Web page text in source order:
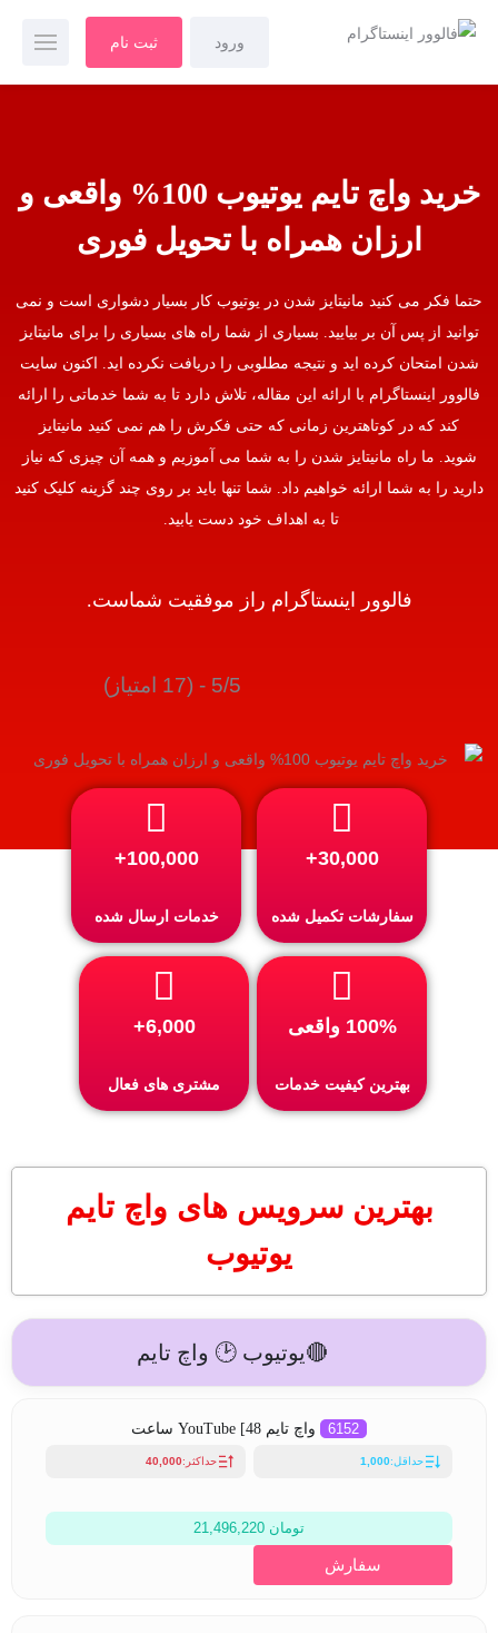
ورود ثبت نام
خرید واچ تایم یوتیوب 100% واقعی و
ارزان همراه با تحویل فوری
حتما فکر می کنید مانیتایز شدن در یوتیوب کار بسیار دشواری است و نمی
توانید از پس آن بر بیایید. بسیاری از شما راه های بسیاری را برای مانیتایز
شدن امتحان کرده اید و نتیجه مطلوبی را دریافت نکرده اید. اکنون سایت
فالوور اینستاگرام با ارائه این مقاله، تلاش دارد تا به شما خدماتی را ارائه
کند که در کوتاهترین زمانی که حتی فکرش را هم نمی کنید مانیتایز
شوید. ما راه مانیتایز شدن را به شما می آموزیم و همه آن چیزی که نیاز
دارید را به شما ارائه خواهیم داد. شما تنها باید بر روی چند گزینه کلیک کنید
تا به اهداف خود دست یابید.
فالوور اینستاگرام راز موفقیت شماست.
5/5 - (17 امتیاز)
30,000+
سفارشات تکمیل شده
100,000+
خدمات ارسال شده
100% واقعی
بهترین کیفیت خدمات
6,000+
مشتری های فعال
بهترین سرویس های واچ تایم
یوتیوب
🔴یوتیوب 🕑 واچ تایم
6152 واچ تایم YouTube [48 ساعت
حداقل:1,000 حداکثر:40,000
تومان 21,496,220
سفارش